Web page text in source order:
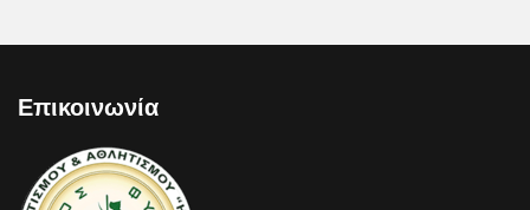
Επικοινωνία